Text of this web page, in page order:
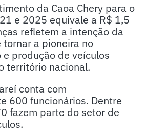
da Caoa Chery para o
e 2025 equivale a R$ 1,5
refletem a intenção da
a pioneira no
produção de veículos
território nacional.
conta com
600 funcionários. Dentre
fazem parte do setor de